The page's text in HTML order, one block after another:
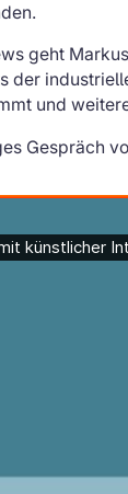
geht
der
und
Gespräch